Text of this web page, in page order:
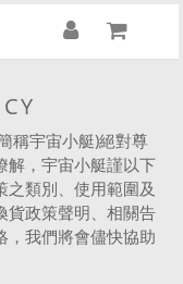
稱宇宙小艇)絕對尊
解，宇宙小艇謹以下
類別、使用範圍及
貨政策聲明、相關告
，我們將會儘快協助